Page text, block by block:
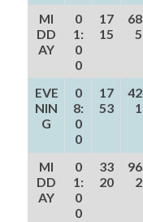
MI
DD
AY
0
1:
0
0
17
15
5
EVE
NIN
G
0
8:
0
0
17
53
1
MI
DD
AY
0
1:
0
0
33
20
2